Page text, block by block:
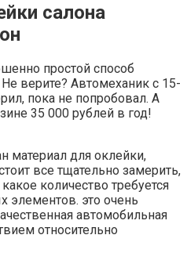
салона
простой способ
верите? Автомеханик с 15-
пока не попробовал. А
35 000 рублей в год!
материал для оклейки,
все тщательно замерить,
количество требуется
элементов. это очень
автомобильная
относительно